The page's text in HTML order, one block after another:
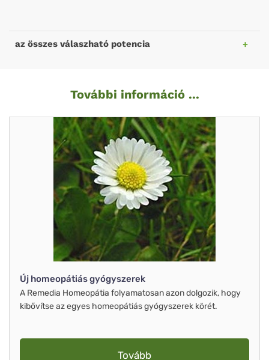
az összes válaszható potencia
További információ ...
Új homeopátiás gyógyszerek
A Remedia Homeopátia folyamatosan azon dolgozik, hogy
kibővítse az egyes homeopátiás gyógyszerek körét.
Tovább